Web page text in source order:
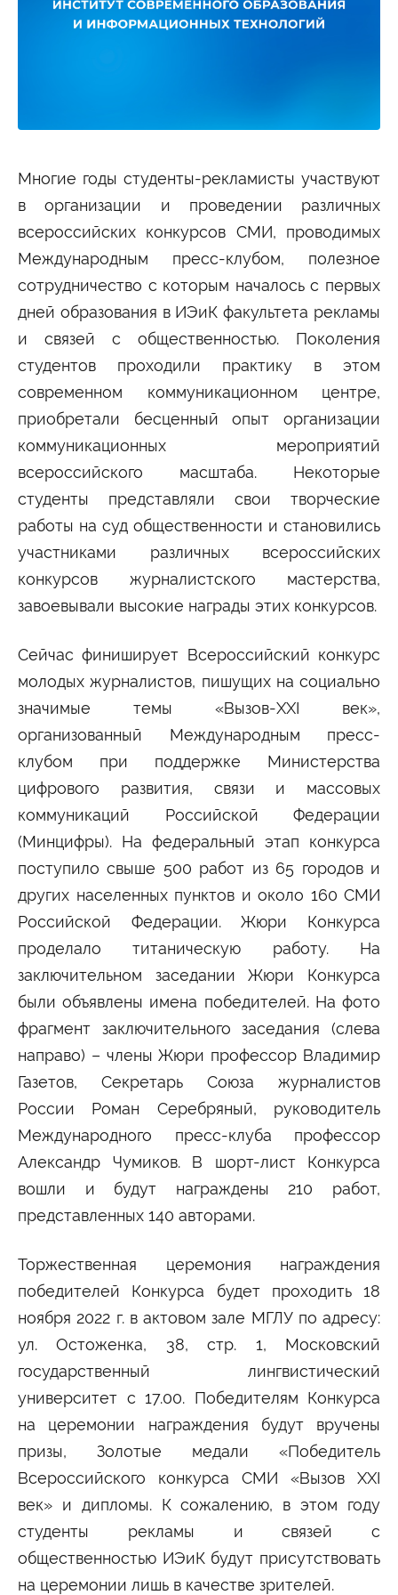
Студенту
Фотогалерея
Второе высшее
Формы обучения
Очная форма обучения
Очно-заочная форма обучения
Заочная форма обучения
Мероприятия
Дни открытых дверей
Университетские субботы
Администрация
+7 (495) 795-00-11
Приёмная комиссия
+7 (495) 795-00-10
Подписаться на нас
 
Министерство науки и высшего образования
Министерство просвещения Российской
Федерации
Сведения об образовательной организации
Многие годы студенты-рекламисты участвуют
в организации и проведении различных
всероссийских конкурсов СМИ, проводимых
Международным пресс-клубом, полезное
сотрудничество с которым началось с первых
дней образования в ИЭиК факультета рекламы
и связей с общественностью. Поколения
студентов проходили практику в этом
современном коммуникационном центре,
приобретали бесценный опыт организации
коммуникационных мероприятий
всероссийского масштаба. Некоторые
студенты представляли свои творческие
работы на суд общественности и становились
участниками различных всероссийских
конкурсов журналистского мастерства,
завоевывали высокие награды этих конкурсов.
Сейчас финиширует Всероссийский конкурс
молодых журналистов, пишущих на социально
значимые темы «Вызов-XXI век»,
организованный Международным пресс-
клубом при поддержке Министерства
цифрового развития, связи и массовых
коммуникаций Российской Федерации
(Минцифры). На федеральный этап конкурса
поступило свыше 500 работ из 65 городов и
других населенных пунктов и около 160 СМИ
Российской Федерации. Жюри Конкурса
проделало титаническую работу. На
заключительном заседании Жюри Конкурса
были объявлены имена победителей. На фото
фрагмент заключительного заседания (слева
направо) – члены Жюри профессор Владимир
Газетов, Секретарь Союза журналистов
России Роман Серебряный, руководитель
Международного пресс-клуба профессор
Александр Чумиков. В шорт-лист Конкурса
вошли и будут награждены 210 работ,
представленных 140 авторами.
Торжественная церемония награждения
победителей Конкурса будет проходить 18
ноября 2022 г. в актовом зале МГЛУ по адресу:
ул. Остоженка, 38, стр. 1, Московский
государственный лингвистический
университет с 17.00. Победителям Конкурса
на церемонии награждения будут вручены
призы, Золотые медали «Победитель
Всероссийского конкурса СМИ «Вызов XXI
век» и дипломы. К сожалению, в этом году
студенты рекламы и связей с
общественностью ИЭиК будут присутствовать
на церемонии лишь в качестве зрителей.